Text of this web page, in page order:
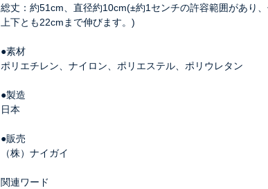
総丈：約51cm、直径約10cm(±約1センチの許容範囲があり
上下とも22cmまで伸びます。)
●素材
ポリエチレン、ナイロン、ポリエステル、ポリウレタン
●製造
日本
●販売
（株）ナイガイ
関連ワード